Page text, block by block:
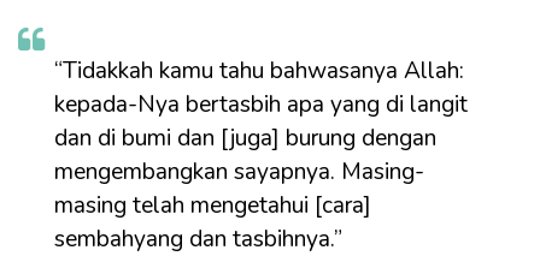
“Tidakkah kamu tahu bahwasanya Allah:
kepada-Nya bertasbih apa yang di langit
dan di bumi dan [juga] burung dengan
mengembangkan sayapnya. Masing-
masing telah mengetahui [cara]
sembahyang dan tasbihnya.”